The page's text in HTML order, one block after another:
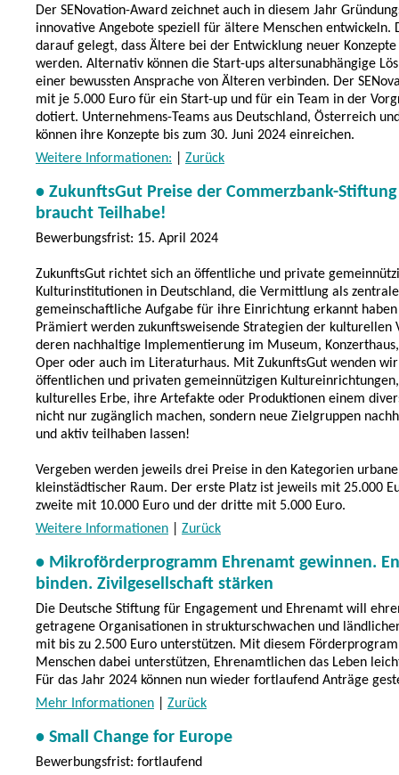
Der SENovation-Award zeichnet auch in diesem Jahr
innovative Angebote speziell für ältere Menschen entwickeln.
darauf gelegt, dass Ältere bei der Entwicklung neuer Konzepte
werden. Alternativ können die Start-ups altersunabhängige
einer bewussten Ansprache von Älteren verbinden. Der
mit je 5.000 Euro für ein Start-up und für ein Team in der
dotiert. Unternehmens-Teams aus Deutschland, Österreich
können ihre Konzepte bis zum 30. Juni 2024 einreichen.
Weitere Informationen:
Zurück
• ZukunftsGut Preise der Commerzbank-
braucht Teilhabe!
Bewerbungsfrist: 15. April 2024
ZukunftsGut richtet sich an öffentliche und private
Kulturinstitutionen in Deutschland, die Vermittlung als zentrale
gemeinschaftliche Aufgabe für ihre Einrichtung erkannt
Prämiert werden zukunftsweisende Strategien der kulturellen
deren nachhaltige Implementierung im Museum,
Oper oder auch im Literaturhaus. Mit ZukunftsGut wenden
öffentlichen und privaten gemeinnützigen
kulturelles Erbe, ihre Artefakte oder Produktionen einem
nicht nur zugänglich machen, sondern neue Zielgruppen
und aktiv teilhaben lassen!
Vergeben werden jeweils drei Preise in den Kategorien
kleinstädtischer Raum. Der erste Platz ist jeweils mit 25.000
zweite mit 10.000 Euro und der dritte mit 5.000 Euro.
Weitere Informationen
Zurück
• Mikroförderprogramm Ehrenamt gewinnen.
binden. Zivilgesellschaft stärken
Die Deutsche Stiftung für Engagement und Ehrenamt will
getragene Organisationen in strukturschwachen und
mit bis zu 2.500 Euro unterstützen. Mit diesem
Menschen dabei unterstützen, Ehrenamtlichen das Leben
Für das Jahr 2024 können nun wieder fortlaufend Anträge
Mehr Informationen
Zurück
• Small Change for Europe
Bewerbungsfrist: fortlaufend